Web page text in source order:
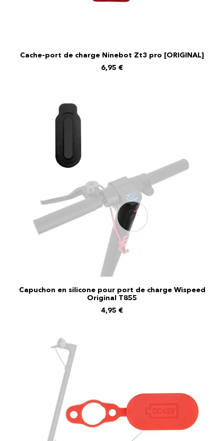
Cache-port de charge Ninebot Zt3 pro [ORIGINAL]
6,95 €
AJOUTER AU PANIER
Capuchon en silicone pour port de charge Wispeed
Original T855
4,95 €